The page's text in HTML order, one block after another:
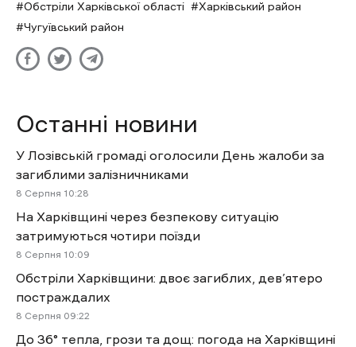
Обстріли Харківської області
Харківський район
Чугуївський район
Останні новини
У Лозівській громаді оголосили День жалоби за
загиблими залізничниками
8 Cерпня 10:28
На Харківщині через безпекову ситуацію
затримуються чотири поїзди
8 Cерпня 10:09
Обстріли Харківщини: двоє загиблих, дев’ятеро
постраждалих
8 Cерпня 09:22
До 36° тепла, грози та дощ: погода на Харківщині